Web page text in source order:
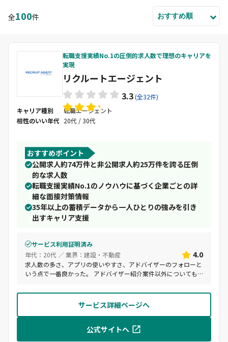
全100件 おすすめ順
転職支援実績No.1の圧倒的求人数で理想のキャリアを
実現
リクルートエージェント
3.3(全32件)
キャリア種別
転職エージェント
相性のいい年代 20代 / 30代
おすすめポイント
公開求人約74万件と非公開求人約25万件を誇る圧倒
的な求人数
転職支援実績No.1のノウハウに基づく企業ごとの詳
細な面接対策情報
35年以上の蓄積データから一人ひとりの強みを引き
出すキャリア支援
サービス利用証明済み
年代：20代 ／ 業界：建設・不動産
4.0
求人数の多さ、アプリの使いやすさ、アドバイザーのフォローと
いう点で一番良かった。 アドバイザー紹介案件以外についても
サービス詳細ページへ
公式サイトへ